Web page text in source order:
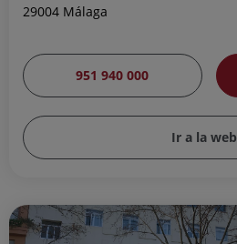
29004 Málaga
951 940 000
Ir a la web